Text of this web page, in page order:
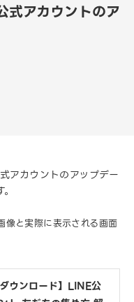
アカウントのア
アカウントのアップデー
と実際に表示される画面
ダウンロード】LINE公